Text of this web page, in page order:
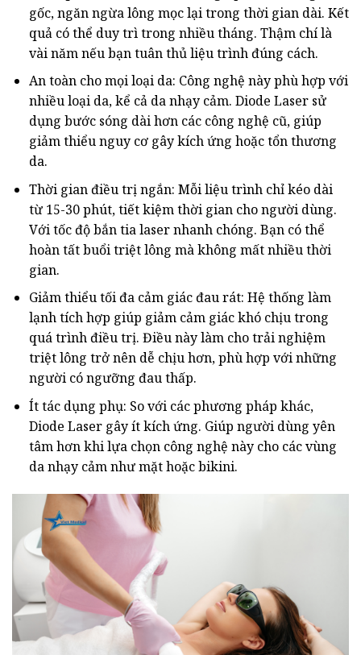
gốc, ngăn ngừa lông mọc lại trong thời gian dài. Kết
quả có thể duy trì trong nhiều tháng. Thậm chí là
vài năm nếu bạn tuân thủ liệu trình đúng cách.
An toàn cho mọi loại da: Công nghệ này phù hợp với
nhiều loại da, kể cả da nhạy cảm. Diode Laser sử
dụng bước sóng dài hơn các công nghệ cũ, giúp
giảm thiểu nguy cơ gây kích ứng hoặc tổn thương
da.
Thời gian điều trị ngắn: Mỗi liệu trình chỉ kéo dài
từ 15-30 phút, tiết kiệm thời gian cho người dùng.
Với tốc độ bắn tia laser nhanh chóng. Bạn có thể
hoàn tất buổi triệt lông mà không mất nhiều thời
gian.
Giảm thiểu tối đa cảm giác đau rát: Hệ thống làm
lạnh tích hợp giúp giảm cảm giác khó chịu trong
quá trình điều trị. Điều này làm cho trải nghiệm
triệt lông trở nên dễ chịu hơn, phù hợp với những
người có ngưỡng đau thấp.
Ít tác dụng phụ: So với các phương pháp khác,
Diode Laser gây ít kích ứng. Giúp người dùng yên
tâm hơn khi lựa chọn công nghệ này cho các vùng
da nhạy cảm như mặt hoặc bikini.